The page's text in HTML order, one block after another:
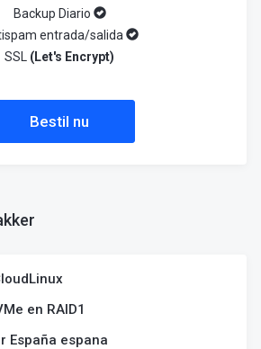
Backup Diario
entrada/salida
SSL (Let's Encrypt)
Bestil nu
en RAID1​
España espana